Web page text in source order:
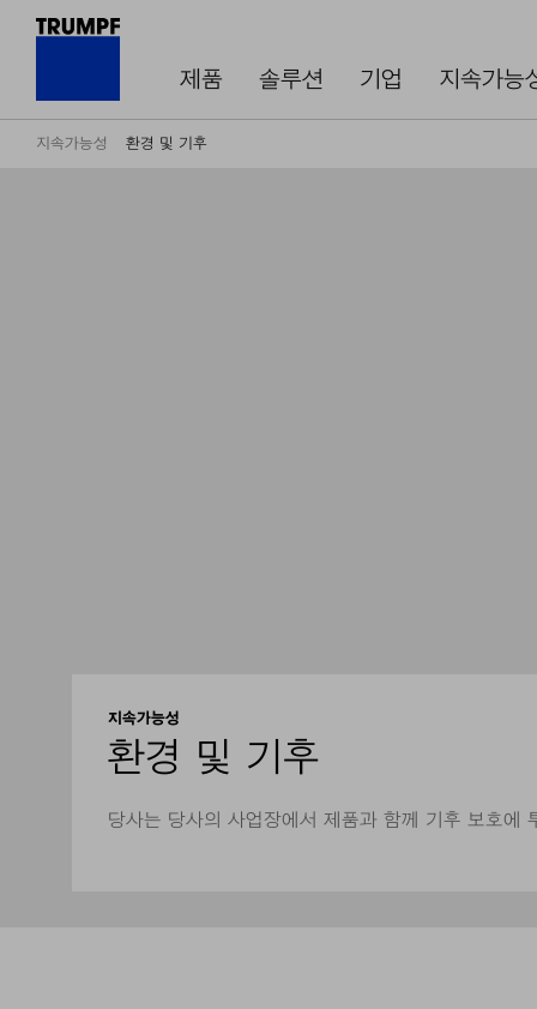
제품 솔루션 기업 지속가능
지속가능성 환경 및 기후
지속가능성
환경 및 기후
당사는 당사의 사업장에서 제품과 함께 기후 보호에